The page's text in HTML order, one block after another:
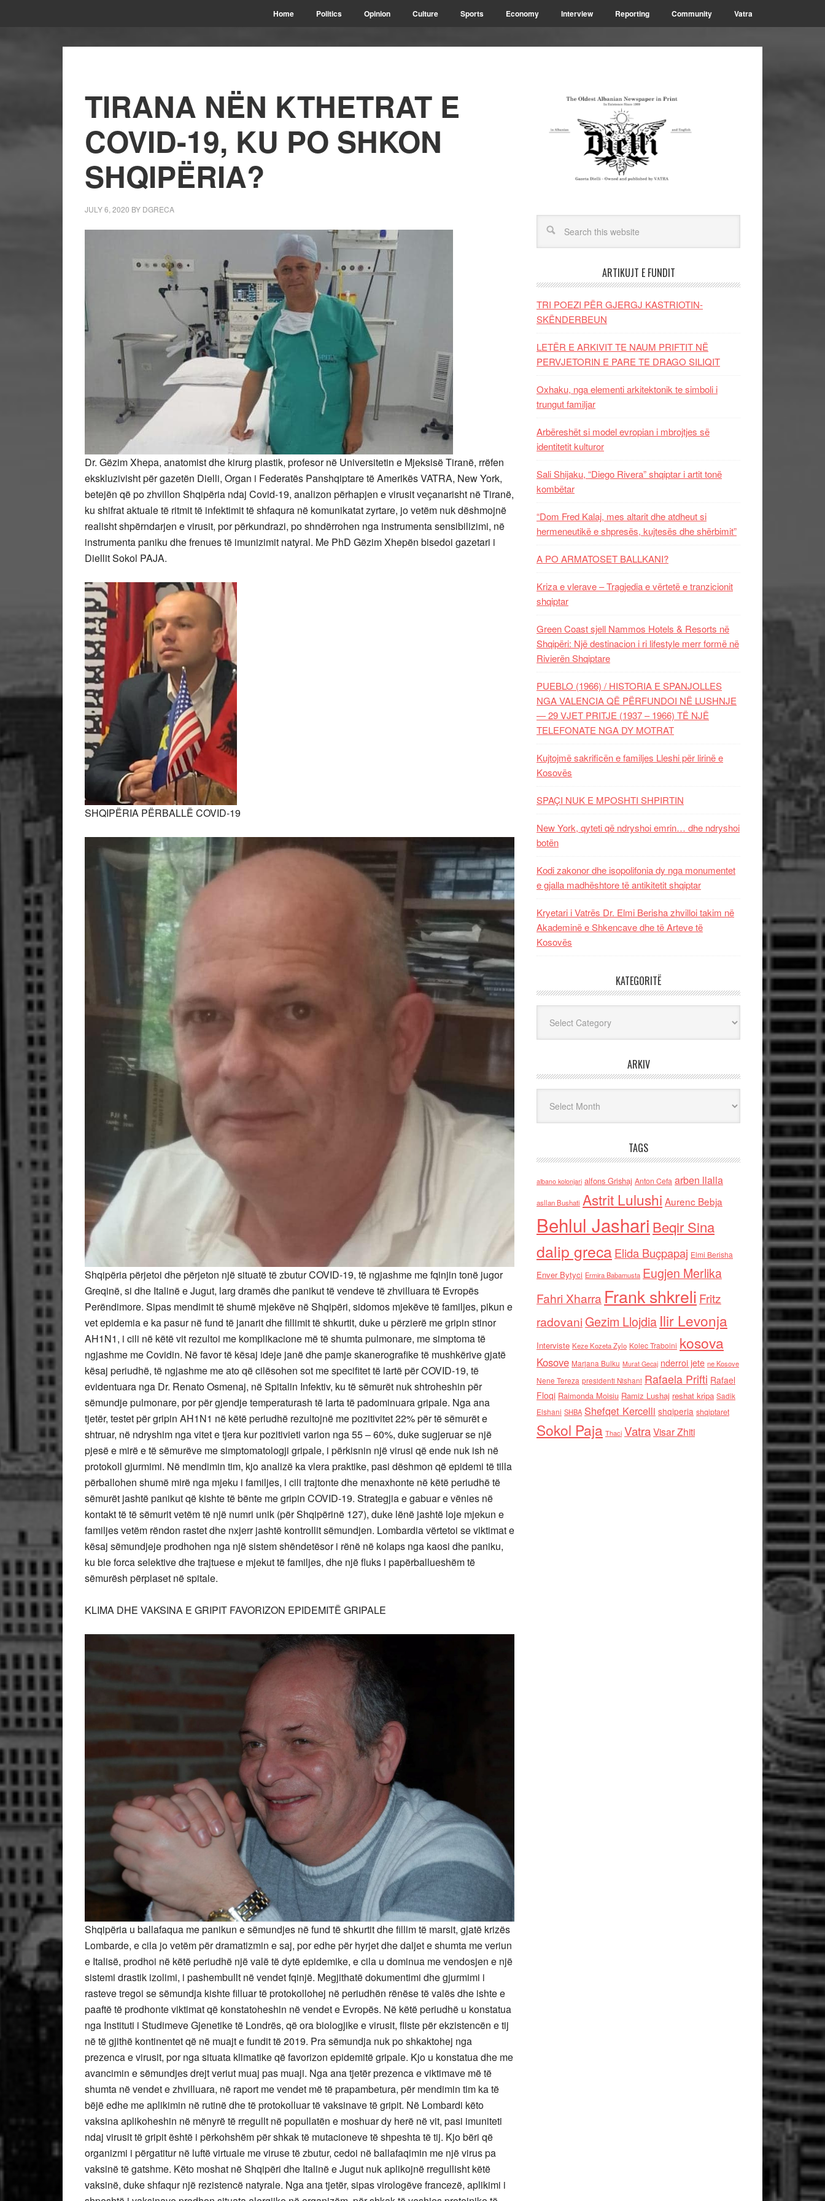
Home Politics Opinion Culture Sports Economy Interview Reporting Community Vatra
TIRANA NËN KTHETRAT E
COVID-19, KU PO SHKON
SHQIPËRIA?
JULY 6, 2020 BY DGRECA
Dr. Gëzim Xhepa, anatomist dhe kirurg plastik, profesor në Universitetin e Mjeksisë Tiranë, rrëfen
ekskluzivisht për gazetën Dielli, Organ i Federatës Panshqiptare të Amerikës VATRA, New York,
betejën që po zhvillon Shqipëria ndaj Covid-19, analizon përhapjen e virusit veçanarisht në Tiranë,
ku shifrat aktuale të ritmit të infektimit të shfaqura në komunikatat zyrtare, jo vetëm nuk dëshmojnë
realisht shpërndarjen e virusit, por përkundrazi, po shndërrohen nga instrumenta sensibilizimi, në
instrumenta paniku dhe frenues të imunizimit natyral. Me PhD Gëzim Xhepën bisedoi gazetari i
Diellit Sokol PAJA.
SHQIPËRIA PËRBALLË COVID-19
Shqipëria përjetoi dhe përjeton një situatë të zbutur COVID-19, të ngjashme me fqinjin tonë jugor
Greqinë, si dhe Italinë e Jugut, larg dramës dhe panikut të vendeve të zhvilluara të Evropës
Perëndimore. Sipas mendimit të shumë mjekëve në Shqipëri, sidomos mjekëve të familjes, pikun e
vet epidemia e ka pasur në fund të janarit dhe fillimit të shkurtit, duke u përzierë me gripin stinor
AH1N1, i cili në këtë vit rezultoi me komplikacione më të shumta pulmonare, me simptoma të
ngjashme me Covidin. Në favor të kësaj ideje janë dhe pamje skanerografike të mushkërive gjatë
kësaj periudhë, të ngjashme me ato që cilësohen sot me specifitet të lartë për COVID-19, të
evidentuara nga Dr. Renato Osmenaj, në Spitalin Infektiv, ku të sëmurët nuk shtroheshin për
sëmundje pulmonare, por për gjendje temperaturash të larta të padominuara gripale. Nga ana
tjetër, testet për gripin AH1N1 në këtë periudhë rezultojnë me pozitivitet 22% për të sëmurët e
shtruar, në ndryshim nga vitet e tjera kur pozitivieti varion nga 55 – 60%, duke sugjeruar se një
pjesë e mirë e të sëmurëve me simptomatologji gripale, i përkisnin një virusi që ende nuk ish në
protokoll gjurmimi. Në mendimin tim, kjo analizë ka vlera praktike, pasi dëshmon që epidemi të tilla
përballohen shumë mirë nga mjeku i familjes, i cili trajtonte dhe menaxhonte në këtë periudhë të
sëmurët jashtë panikut që kishte të bënte me gripin COVID-19. Strategjia e gabuar e vënies në
kontakt të të sëmurit vetëm të një numri unik (për Shqipërinë 127), duke lënë jashtë loje mjekun e
familjes vetëm rëndon rastet dhe nxjerr jashtë kontrollit sëmundjen. Lombardia vërtetoi se viktimat e
kësaj sëmundjeje prodhohen nga një sistem shëndetësor i rënë në kolaps nga kaosi dhe paniku,
ku bie forca selektive dhe trajtuese e mjekut të familjes, dhe një fluks i papërballueshëm të
sëmurësh përplaset në spitale.
KLIMA DHE VAKSINA E GRIPIT FAVORIZON EPIDEMITË GRIPALE
Shqipëria u ballafaqua me panikun e sëmundjes në fund të shkurtit dhe fillim të marsit, gjatë krizës
Lombarde, e cila jo vetëm për dramatizmin e saj, por edhe për hyrjet dhe daljet e shumta me veriun
e Italisë, prodhoi në këtë periudhë një valë të dytë epidemike, e cila u dominua me vendosjen e një
sistemi drastik izolimi, i pashembullt në vendet fqinjë. Megjithatë dokumentimi dhe gjurmimi i
rasteve tregoi se sëmundja kishte filluar të protokollohej në periudhën rënëse të valës dhe ishte e
paaftë të prodhonte viktimat që konstatoheshin në vendet e Evropës. Në këtë periudhë u konstatua
nga Instituti i Studimeve Gjenetike të Londrës, që ora biologjike e virusit, fliste për ekzistencën e tij
në të gjithë kontinentet që në muajt e fundit të 2019. Pra sëmundja nuk po shkaktohej nga
prezenca e virusit, por nga situata klimatike që favorizon epidemitë gripale. Kjo u konstatua dhe me
avancimin e sëmundjes drejt veriut muaj pas muaji. Nga ana tjetër prezenca e viktimave më të
shumta në vendet e zhvilluara, në raport me vendet më të prapambetura, për mendimin tim ka të
bëjë edhe me aplikimin në rutinë dhe të protokolluar të vaksinave të gripit. Në Lombardi këto
vaksina aplikoheshin në mënyrë të rregullt në popullatën e moshuar dy herë në vit, pasi imuniteti
ndaj virusit të gripit është i përkohshëm për shkak të mutacioneve të shpeshta të tij. Kjo bëri që
organizmi i përgatitur në luftë virtuale me viruse të zbutur, cedoi në ballafaqimin me një virus pa
vaksinë të gatshme. Këto moshat në Shqipëri dhe Italinë e Jugut nuk aplikojnë rregullisht këtë
vaksinë, duke shfaqur një rezistencë natyrale. Nga ana tjetër, sipas virologëve francezë, aplikimi i
ARTIKUJT E FUNDIT
TRI POEZI PËR GJERGJ KASTRIOTIN-
SKËNDERBEUN
LETËR E ARKIVIT TE NAUM PRIFTIT NË
PERVJETORIN E PARE TE DRAGO SILIQIT
Oxhaku, nga elementi arkitektonik te simboli i
trungut familjar
Arbëreshët si model evropian i mbrojtjes së
identitetit kulturor
Sali Shijaku, “Diego Rivera” shqiptar i artit tonë
kombëtar
“Dom Fred Kalaj, mes altarit dhe atdheut si
hermeneutikë e shpresës, kujtesës dhe shërbimit”
A PO ARMATOSET BALLKANI?
Kriza e vlerave – Tragjedia e vërtetë e tranzicionit
shqiptar
Green Coast sjell Nammos Hotels & Resorts në
Shqipëri: Një destinacion i ri lifestyle merr formë në
Rivierën Shqiptare
PUEBLO (1966) / HISTORIA E SPANJOLLES
NGA VALENCIA QË PËRFUNDOI NË LUSHNJE
— 29 VJET PRITJE (1937 – 1966) TË NJË
TELEFONATE NGA DY MOTRAT
Kujtojmë sakrificën e familjes Lleshi për lirinë e
Kosovës
SPAÇI NUK E MPOSHTI SHPIRTIN
New York, qyteti që ndryshoi emrin… dhe ndryshoi
botën
Kodi zakonor dhe isopolifonia dy nga monumentet
e gjalla madhështore të antikitetit shqiptar
Kryetari i Vatrës Dr. Elmi Berisha zhvilloi takim në
Akademinë e Shkencave dhe të Arteve të
Kosovës
KATEGORITË
ARKIV
TAGS
albano kolonjari alfons Grishaj Anton Cefa arben llalla
asllan Bushati Astrit Lulushi Aurenc Bebja
Behlul Jashari Beqir Sina
dalip grecaElida Buçpapaj Elmi Berisha
Enver Bytyci Ermira Babamusta Eugjen Merlika
Fahri Xharra Frank shkreli Fritz
radovaniGezim Llojdia Ilir Levonja
Interviste Keze Kozeta Zylo Kolec Traboini kosova
Kosove Marjana Bulku Murat Gecaj nderroi jete ne Kosove
Nene Tereza presidenti Nishani Rafaela Prifti Rafael
Floqi Raimonda Moisiu Ramiz Lushaj reshat kripa Sadik
Elshani SHBA Shefqet Kercelli shqiperia shqiptaret
Sokol Paja Thaci VatraVisar Zhiti